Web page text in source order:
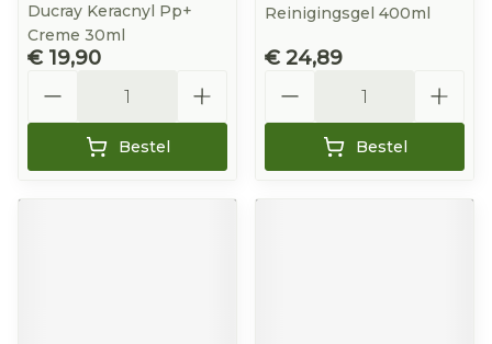
Ducray Keracnyl Pp+
Creme 30ml
€ 19,90
Bestel
Reinigingsgel 400ml
€ 24,89
Bestel